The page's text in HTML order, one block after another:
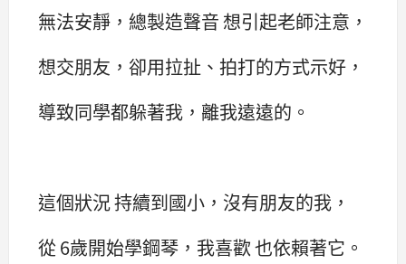
無法安靜，總製造聲音 想引起老師注意，
想交朋友，卻用拉扯、拍打的方式示好，
導致同學都躲著我，離我遠遠的。
這個狀況 持續到國小，沒有朋友的我，
從 6歲開始學鋼琴，我喜歡 也依賴著它。